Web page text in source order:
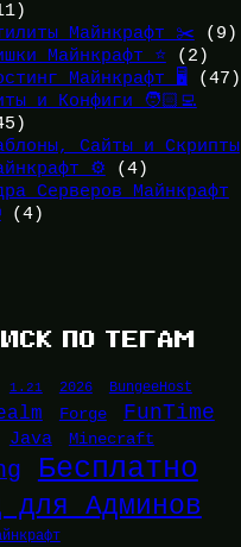
Майнкрафт ✂️ (9)
Майнкрафт ⭐(2)
Майнкрафт 🖥️ (47)
и Конфиги 🧑🏻‍💻
Сайты и Скрипты
⚙️ (4)
Серверов Майнкрафт
(4)
ПО ТЕГАМ
1.21 2026 BungeeHost
Forge FunTime
Java Minecraft
Бесплатно
для Админов